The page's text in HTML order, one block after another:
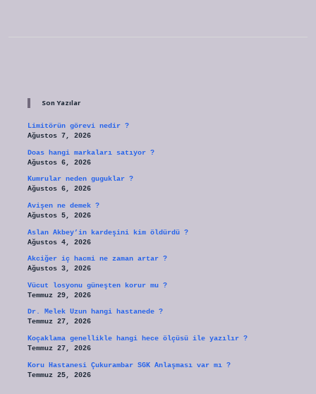
Son Yazılar
Limitörün görevi nedir ?
Ağustos 7, 2026
Doas hangi markaları satıyor ?
Ağustos 6, 2026
Kumrular neden guguklar ?
Ağustos 6, 2026
Avişen ne demek ?
Ağustos 5, 2026
Aslan Akbey’in kardeşini kim öldürdü ?
Ağustos 4, 2026
Akciğer iç hacmi ne zaman artar ?
Ağustos 3, 2026
Vücut losyonu güneşten korur mu ?
Temmuz 29, 2026
Dr. Melek Uzun hangi hastanede ?
Temmuz 27, 2026
Koçaklama genellikle hangi hece ölçüsü ile yazılır ?
Temmuz 27, 2026
Koru Hastanesi Çukurambar SGK Anlaşması var mı ?
Temmuz 25, 2026